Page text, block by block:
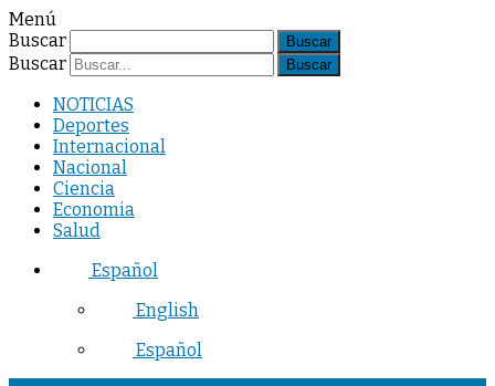
Menú
Buscar
Buscar
NOTICIAS
Deportes
Internacional
Nacional
Ciencia
Economia
Salud
Español
English
Español